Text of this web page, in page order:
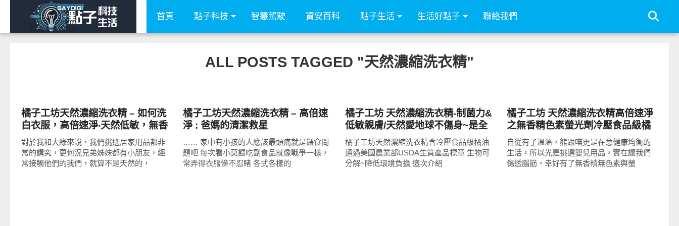
首頁 點子科技 智慧駕駛 資安百科 點子生活 生活好點子 聯絡我們
ALL POSTS TAGGED "天然濃縮洗衣精"
橘子工坊天然濃縮洗衣精 – 如何洗
白衣服，高倍速淨‧天然低敏，無香
精、螢光劑｜居家安全就從洗衣開
始
對於我和大綠來說，我們挑選居家用品都非
常的講究，更何況兄弟姊妹都有小朋友，經
常接觸他們的我們，就算不是天然的，
橘子工坊天然濃縮洗衣精 – 高倍速
淨 : 爸媽的清潔救星
…… 家中有小孩的人應該最頭痛就是餵食問
題吧 每次看小莫餵吃副食品就像戰爭一樣，
常弄得衣服慘不忍睹 各式各樣的
橘子工坊 天然濃縮洗衣精-制菌力&
低敏親膚/天然愛地球不傷身~是全
家衣服潔淨的好幫手
橘子工坊天然濃縮洗衣精含冷壓食品級橘油
通過美國農業部USDA生質產品標章 生物可
分解~降低環境負擔 這次介紹
橘子工坊 天然濃縮洗衣精高倍速淨
之無香精色素螢光劑冷壓食品級橘
油安全新選擇:大人嬰兒一瓶搞定
自從有了溫溫，熊跟喵更是在意健康均衡的
生活，所以光是挑選嬰兒用品，實在讓我們
傷透腦筋，幸好有了無香精無色素與螢